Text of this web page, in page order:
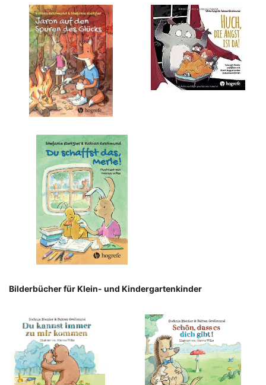
Bilderbücher für Klein- und Kindergartenkinder